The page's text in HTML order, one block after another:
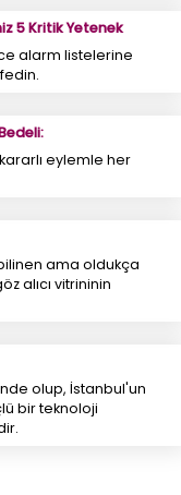
5 Kritik Yetenek
alarm listelerine
eylemle her
ama oldukça
alıcı vitrininin
olup, İstanbul'un
bir teknoloji